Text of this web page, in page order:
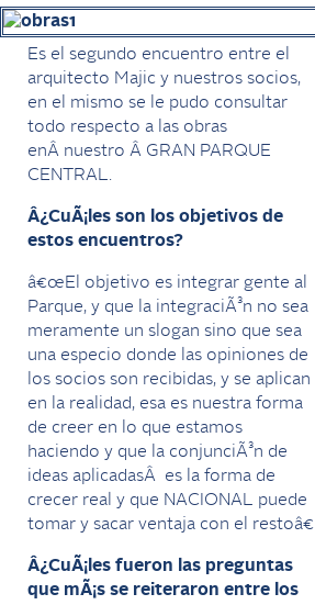
Es el segundo encuentro entre el
arquitecto Majic y nuestros socios,
en el mismo se le pudo consultar
todo respecto a las obras
enÂ nuestro Â GRAN PARQUE
CENTRAL.
Â¿CuÃ¡les son los objetivos de
estos encuentros?
â€œEl objetivo es integrar gente al
Parque, y que la integraciÃ³n no sea
meramente un slogan sino que sea
una especio donde las opiniones de
los socios son recibidas, y se aplican
en la realidad, esa es nuestra forma
de creer en lo que estamos
haciendo y que la conjunciÃ³n de
ideas aplicadasÂ es la forma de
crecer real y que NACIONAL puede
tomar y sacar ventaja con el restoâ€
Â¿CuÃ¡les fueron las preguntas
que mÃ¡s se reiteraron entre los